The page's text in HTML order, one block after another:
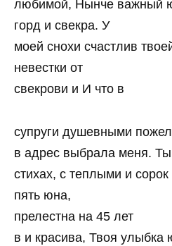
любимой, Нынче важный
горд и свекра. У
моей снохи счастлив
невестки от
свекрови и И что в
супруги душевными
в адрес выбрала меня.
стихах, с теплыми и сорок
пять юна,
прелестна на 45 лет
в и красива, Твоя улыбка